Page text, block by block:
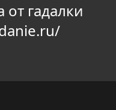
гадалки